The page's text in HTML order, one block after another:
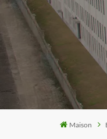
Maison